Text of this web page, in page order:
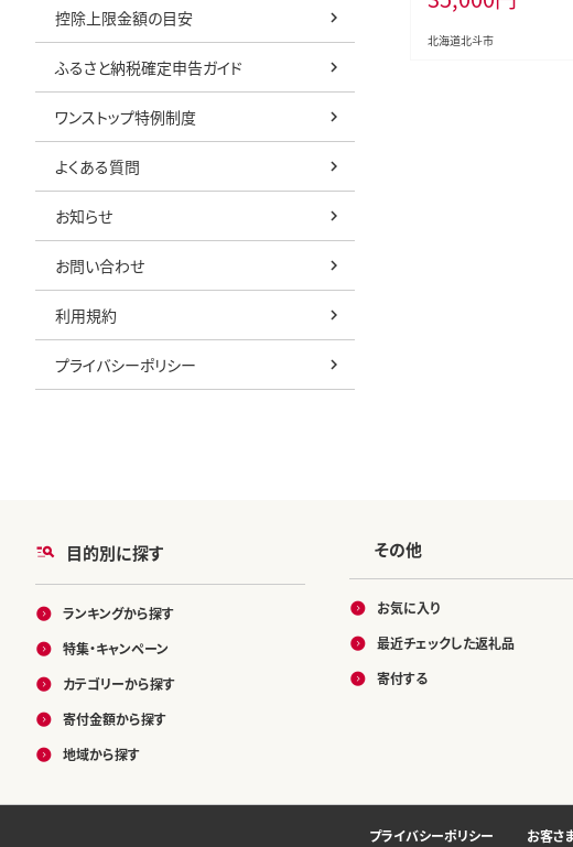
控除上限金額の目安
ふるさと納税確定申告ガイド
ワンストップ特例制度
よくある質問
お知らせ
お問い合わせ
利用規約
プライバシーポリシー
北海道北斗市
目的別に探す
ランキングから探す
特集・キャンペーン
カテゴリーから探す
寄付金額から探す
地域から探す
その他
お気に入り
最近チェックした返礼品
寄付する
プライバシーポリシー お客さ